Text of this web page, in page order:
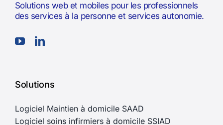
Solutions web et mobiles pour les professionnels
des services à la personne et services autonomie.
Solutions
Logiciel Maintien à domicile SAAD
Logiciel soins infirmiers à domicile SSIAD